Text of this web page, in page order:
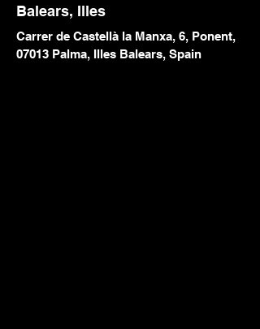
Balears, Illes
Carrer de Castellà la Manxa, 6, Ponent,
07013 Palma, Illes Balears, Spain